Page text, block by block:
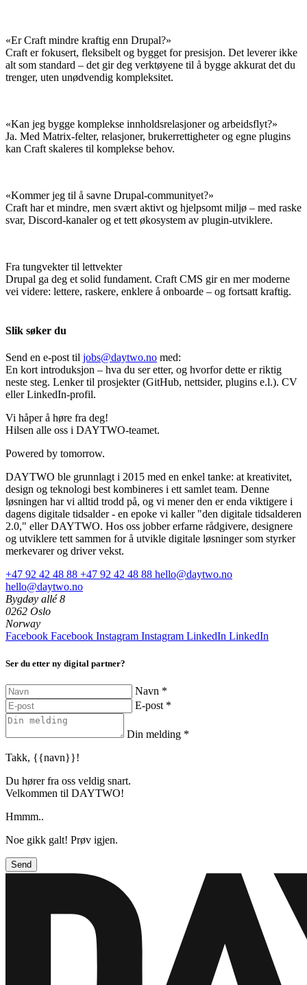
«Er Craft mindre kraftig enn Drupal?»
Craft er fokusert, fleksibelt og bygget for presisjon. Det leverer ikke
alt som standard – det gir deg verktøyene til å bygge akkurat det du
trenger, uten unødvendig kompleksitet.
«Kan jeg bygge komplekse innholdsrelasjoner og arbeidsflyt?»
Ja. Med Matrix-felter, relasjoner, brukerrettigheter og egne plugins
kan Craft skaleres til komplekse behov.
«Kommer jeg til å savne Drupal-communityet?»
Craft har et mindre, men svært aktivt og hjelpsomt miljø – med raske
svar, Discord-kanaler og et tett økosystem av plugin-utviklere.
Fra tungvekter til lettvekter
Drupal ga deg et solid fundament. Craft CMS gir en mer moderne
vei videre: lettere, raskere, enklere å onboarde – og fortsatt kraftig.
Slik søker du
Send en e-post til jobs@daytwo.no med:
En kort introduksjon – hva du ser etter, og hvorfor dette er riktig
neste steg. Lenker til prosjekter (GitHub, nettsider, plugins e.l.). CV
eller LinkedIn-profil.
Vi håper å høre fra deg!
Hilsen alle oss i DAYTWO-teamet.
Powered by tomorrow.
DAYTWO ble grunnlagt i 2015 med en enkel tanke: at kreativitet,
design og teknologi best kombineres i ett samlet team. Denne
løsningen har vi alltid trodd på, og vi mener den er enda viktigere i
dagens digitale tidsalder - en epoke vi kaller "den digitale tidsalderen
2.0," eller DAYTWO. Hos oss jobber erfarne rådgivere, designere
og utviklere tett sammen for å utvikle digitale løsninger som styrker
merkevarer og driver vekst.
+47 92 42 48 88 +47 92 42 48 88 hello@daytwo.no
hello@daytwo.no
Bygdøy allé 8
0262 Oslo
Norway
Facebook Facebook Instagram Instagram LinkedIn LinkedIn
Ser du etter ny digital partner?
Navn *
E-post *
Din melding *
Takk, {{navn}}!
Du hører fra oss veldig snart.
Velkommen til DAYTWO!
Hmmm..
Noe gikk galt! Prøv igjen.
Send